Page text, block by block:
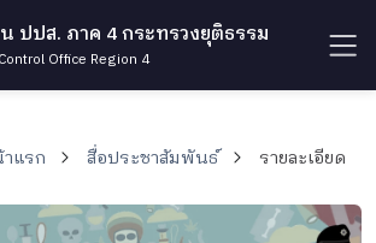
ปปส. ภาค 4 กระทรวงยุติธรรม
Office Region 4
แรก สื่อประชาสัมพันธ์ รายละเอียด